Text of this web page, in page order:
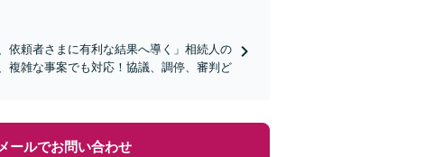
依頼者さまに有利な結果へ導く」相続人の
複雑な事案でも対応！協議、調停、審判ど
メールでお問い合わせ